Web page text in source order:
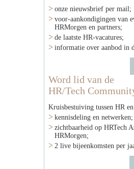
onze nieuwsbrief per mail;
voor-aankondigingen van
HRMorgen en partners;
de laatste HR-vacatures;
informatie over aanbod in
Word lid van de
HR/Tech
Kruisbestuiving tussen HR
kennisdeling en netwerken;
zichtbaarheid op HRTech
HRMorgen;
2 live bijeenkomsten per